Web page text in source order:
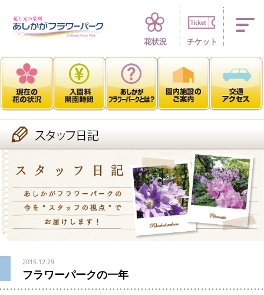
四季折々 花の
花状況 チケット
2015.12.29
フラワーパークの一年